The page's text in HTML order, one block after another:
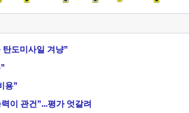
도미사일 겨냥”
용”
이 관건”...평가 엇갈려